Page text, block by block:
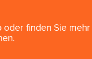
oder finden Sie